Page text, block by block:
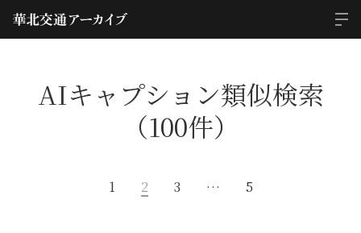
AIキャプション類似検索
（100件）
1 2 3 … 5